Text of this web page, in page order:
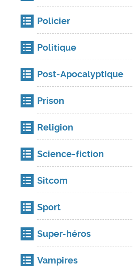
Policier
Politique
Post-Apocalyptique
Prison
Religion
Science-fiction
Sitcom
Sport
Super-héros
Vampires